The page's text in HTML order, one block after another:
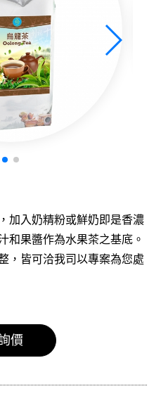
加入奶精粉或鮮奶即是香濃
和果醬作為水果茶之基底。
，皆可洽我司以專案為您處
價